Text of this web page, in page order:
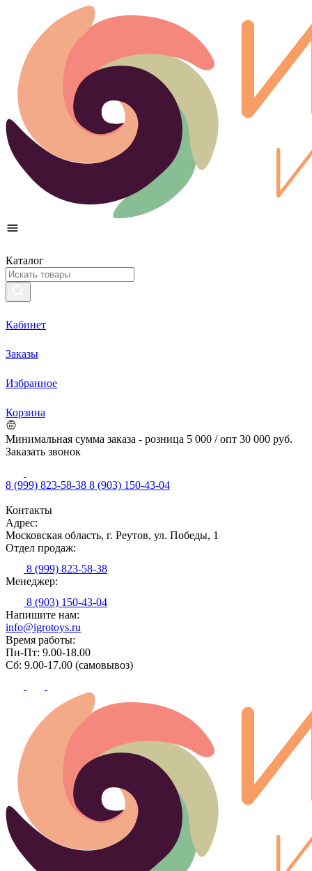
Каталог
Кабинет
Заказы
Избранное
Корзина
Минимальная сумма заказа - розница 5 000 / опт 30 000 руб.
Заказать звонок
8 (999) 823-58-38 8 (903) 150-43-04
Контакты
Адрес:
Московская область, г. Реутов, ул. Победы, 1
Отдел продаж:
8 (999) 823-58-38
Менеджер:
8 (903) 150-43-04
Напишите нам:
info@igrotoys.ru
Время работы:
Пн-Пт: 9.00-18.00
Сб: 9.00-17.00 (самовывоз)